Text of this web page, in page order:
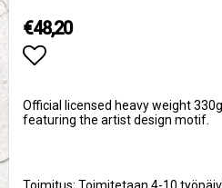
€48,20
Official licensed heavy weight
featuring the artist design motif.